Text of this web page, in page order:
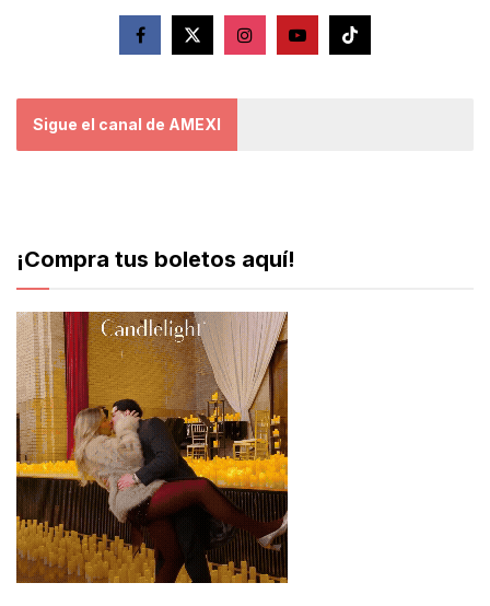
Sigue el canal de AMEXI
¡Compra tus boletos aquí!